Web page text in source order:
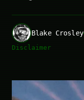
Blake Crosley
Disclaimer